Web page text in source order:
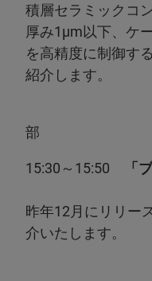
積層セラミックコ
厚み1μm以下、ケ
を高精度に制御す
紹介します。
太陽誘電
部
15:30～15:50 「
昨年12月にリリー
介いたします。
ブルカージ